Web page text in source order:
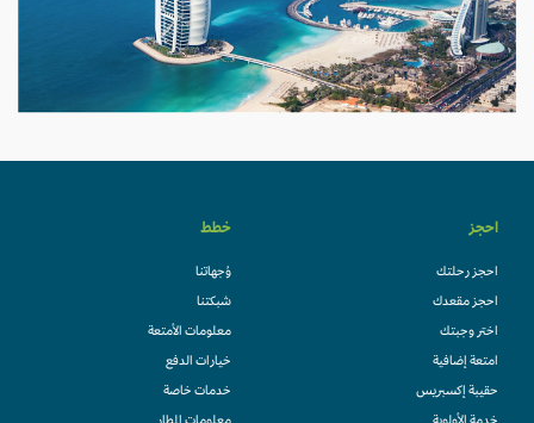
احجز
احجز رحلتك
احجز مقعدك
اختر وجبتك
امتعة إضافية
حقيبة إكسبريس
خطط
وُجهاتنا
شبكتنا
معلومات الأمتعة
خيارات الدفع
خدمات خاصة